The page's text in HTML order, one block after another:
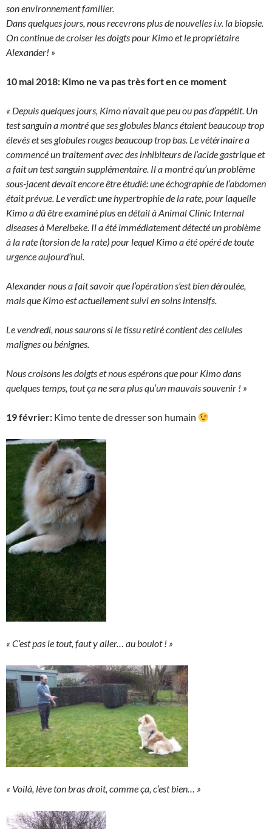
son environnement familier.
Dans quelques jours, nous recevrons plus de nouvelles i.v. la biopsie.
On continue de croiser les doigts pour Kimo et le propriétaire
Alexander! »
10 mai 2018: Kimo ne va pas très fort en ce moment
« Depuis quelques jours, Kimo n’avait que peu ou pas d’appétit. Un
test sanguin a montré que ses globules blancs étaient beaucoup trop
élevés et ses globules rouges beaucoup trop bas. Le vétérinaire a
commencé un traitement avec des inhibiteurs de l’acide gastrique et
a fait un test sanguin supplémentaire. Il a montré qu’un problème
sous-jacent devait encore être étudié: une échographie de l’abdomen
était prévue. Le verdict: une hypertrophie de la rate, pour laquelle
Kimo a dû être examiné plus en détail à Animal Clinic Internal
diseases à Merelbeke. Il a été immédiatement détecté un problème
à la rate (torsion de la rate) pour lequel Kimo a été opéré de toute
urgence aujourd’hui.
Alexander nous a fait savoir que l’opération s’est bien déroulée,
mais que Kimo est actuellement suivi en soins intensifs.
Le vendredi, nous saurons si le tissu retiré contient des cellules
malignes ou bénignes.
Nous croisons les doigts et nous espérons que pour Kimo dans
quelques temps, tout ça ne sera plus qu’un mauvais souvenir ! »
19 février: Kimo tente de dresser son humain
« C’est pas le tout, faut y aller… au boulot ! »
« Voilà, lève ton bras droit, comme ça, c’est bien… »